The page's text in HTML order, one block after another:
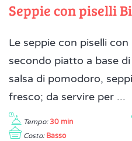
Seppie con piselli
Le seppie con piselli
secondo piatto a base
salsa di pomodoro,
fresco; da servire per ...
Tempo: 30 min
Costo: Basso